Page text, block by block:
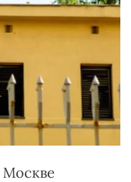
Москве